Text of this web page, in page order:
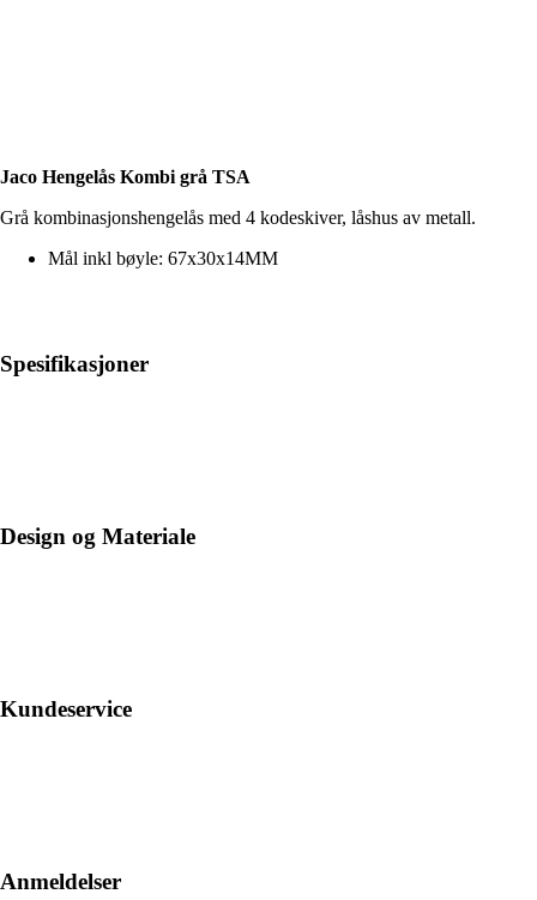
Jaco Hengelås Kombi grå TSA
Grå kombinasjonshengelås med 4 kodeskiver, låshus av metall.
Mål inkl bøyle: 67x30x14MM
Spesifikasjoner
Design og Materiale
Kundeservice
Anmeldelser